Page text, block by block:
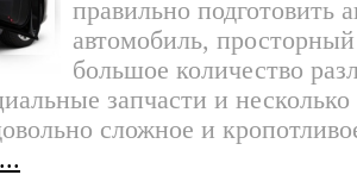
правильно подготовить
автомобиль,
большое количество
запчасти и
сложное и